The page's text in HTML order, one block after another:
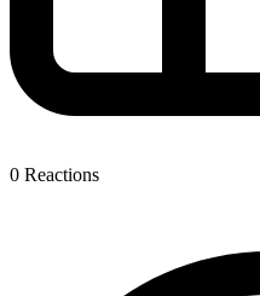
0 Reactions